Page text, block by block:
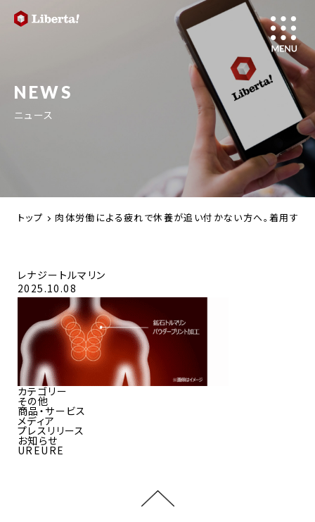
NEWS
ニュース
トップ 肉体労働による疲れで休養が追い付かない方へ。着用する
レナジートルマリン
2025.10.08
カテゴリー
その他
商品・サービス
メディア
プレスリリース
お知らせ
UREURE